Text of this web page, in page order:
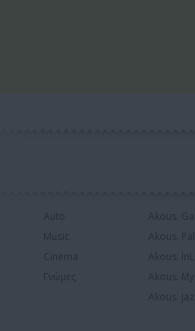
Auto
Music
Cinema
Γνώμες
Akous.
Akous.
Akous.
Akous.
Akous.